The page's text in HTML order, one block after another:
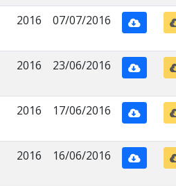
2016 07/07/2016
2016 23/06/2016
2016 17/06/2016
2016 16/06/2016